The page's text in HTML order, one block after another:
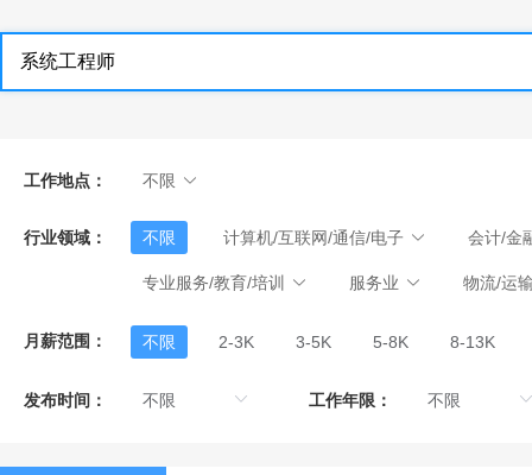
工作地点： 不限
行业领域： 不限 计算机/互联网/通信/电子 会计/金
专业服务/教育/培训 服务业 物流/运
月薪范围： 不限 2-3K 3-5K 5-8K 8-13K
发布时间： 工作年限：